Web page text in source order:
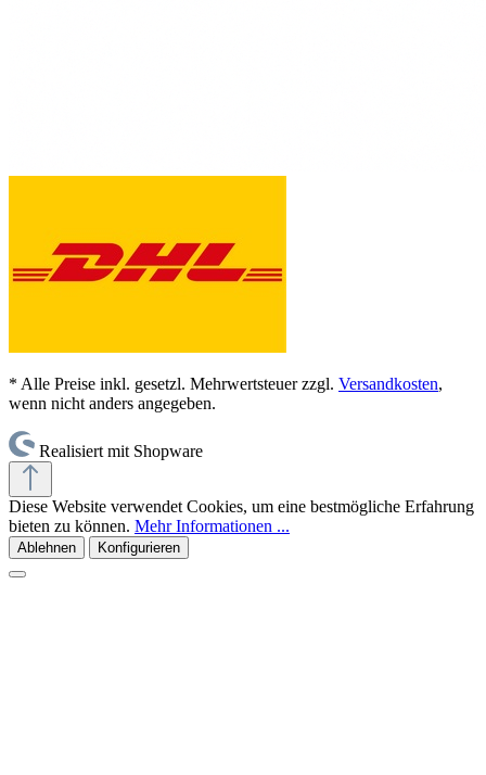
* Alle Preise inkl. gesetzl. Mehrwertsteuer zzgl. Versandkosten,
wenn nicht anders angegeben.
Realisiert mit Shopware
Diese Website verwendet Cookies, um eine bestmögliche Erfahrung
bieten zu können. Mehr Informationen ...
Ablehnen Konfigurieren